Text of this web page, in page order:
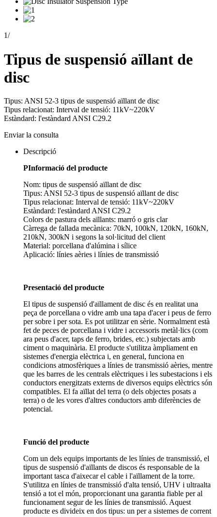
1/
Tipus de suspensió aïllant de
disc
Tipus: ANSI 52-3 tipus de suspensió aïllant de disc
Tipus relacionat: Interval de tensió: 11kV~220kV
Estàndard: l'estàndard ANSI C29.2
Enviar la consulta
Descripció
PInformació del producte
Nom: tipus de suspensió aïllant de disc
Tipus: ANSI 52-3 tipus de suspensió aïllant de disc
Tipus relacionat: Interval de tensió: 11kV~220kV
Estàndard: l'estàndard ANSI C29.2
Colors de pastura dels aïllants: marró o gris clar
Càrrega de fallada mecànica: 70kN, 100kN, 120kN, 160kN,
210kN, 300kN i segons la sol·licitud del client
Material: porcellana d'alúmina i sílice
Aplicació: línies aèries i línies de transmissió
Presentació del producte
El tipus de suspensió d'aïllament de disc és en realitat una
peça de porcellana o vidre amb una tapa d'acer i peus de ferro
per sobre i per sota. Es pot utilitzar en sèrie. Normalment està
fet de peces de porcellana i vidre i accessoris metàl·lics (com
ara peus d'acer, taps de ferro, brides, etc.) subjectats amb
ciment o maquinària. El producte s'utilitza àmpliament en
sistemes d'energia elèctrica i, en general, funciona en
condicions atmosfèriques a línies de transmissió aèries, mentre
que les barres de les centrals elèctriques i les subestacions i els
conductors energitzats externs de diversos equips elèctrics són
compatibles. El fa aïllat del terra (o dels objectes posats a
terra) o de les vores d'altres conductors amb diferències de
potencial.
Funció del producte
Com un dels equips importants de les línies de transmissió, el
tipus de suspensió d'aïllants de discos és responsable de la
important tasca d'aixecar el cable i l'aïllament de la torre.
S'utilitza en línies de transmissió d'alta tensió, UHV i ultraalta
tensió a tot el món, proporcionant una garantia fiable per al
funcionament segur de les línies de transmissió. Aquest
producte es divideix en dos tipus: un per a sistemes de corrent